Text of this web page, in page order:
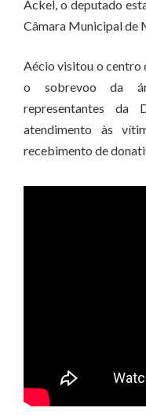
Ackel, o deputado
Câmara Municipal de
Aécio visitou o centro
o sobrevoo da
representantes da
atendimento às
recebimento de